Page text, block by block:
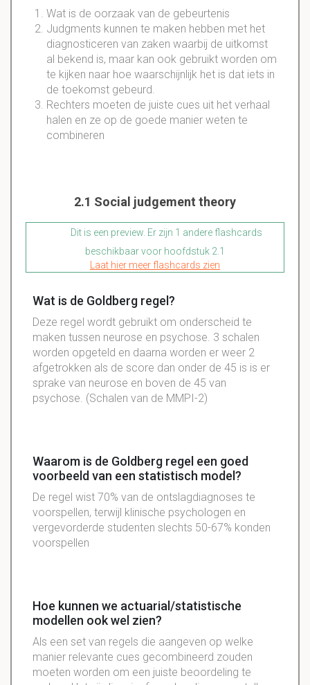
Wat is de oorzaak van de gebeurtenis
Judgments kunnen te maken hebben met het
diagnosticeren van zaken waarbij de uitkomst
al bekend is, maar kan ook gebruikt worden om
te kijken naar hoe waarschijnlijk het is dat iets in
de toekomst gebeurd.
Rechters moeten de juiste cues uit het verhaal
halen en ze op de goede manier weten te
combineren
2.1 Social judgement theory
Dit is een preview. Er zijn 1 andere flashcards
beschikbaar voor hoofdstuk 2.1
Laat hier meer flashcards zien
Wat is de Goldberg regel?
Deze regel wordt gebruikt om onderscheid te
maken tussen neurose en psychose. 3 schalen
worden opgeteld en daarna worden er weer 2
afgetrokken als de score dan onder de 45 is is er
sprake van neurose en boven de 45 van
psychose. (Schalen van de MMPI-2)
Waarom is de Goldberg regel een goed
voorbeeld van een statistisch model?
De regel wist 70% van de ontslagdiagnoses te
voorspellen, terwijl klinische psychologen en
vergevorderde studenten slechts 50-67% konden
voorspellen
Hoe kunnen we actuarial/statistische
modellen ook wel zien?
Als een set van regels die aangeven op welke
manier relevante cues gecombineerd zouden
moeten worden om een juiste beoordeling te